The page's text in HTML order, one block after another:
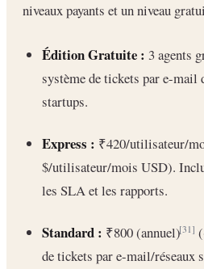
niveaux payants et un niveau
Édition Gratuite : 3 agents
système de tickets par e-mail
startups.
Express : ₹420/utilisateur/
$/utilisateur/mois USD).
les SLA et les rapports.
Standard : ₹800 (annuel)[31]
de tickets par e-mail/réseaux